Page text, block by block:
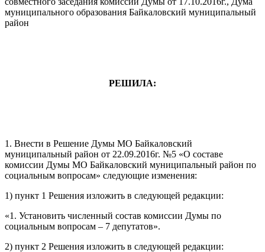
муниципального образования Байкаловский муниципальный
район
РЕШИЛА:
1. Внести в Решение Думы МО Байкаловский
муниципальный район от 22.09.2016г. №5 «О составе
комиссии Думы МО Байкаловский муниципальный район по
социальным вопросам» следующие изменения:
1) пункт 1 Решения изложить в следующей редакции:
«1. Установить численный состав комиссии Думы по
социальным вопросам – 7 депутатов».
2) пункт 2 Решения изложить в следующей редакции: